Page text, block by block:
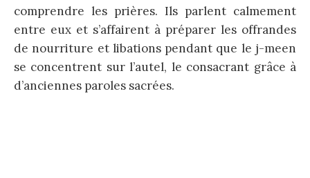
comprendre les prières. Ils parlent calmement
entre eux et s’affairent à préparer les offrandes
de nourriture et libations pendant que le j-meen
se concentrent sur l’autel, le consacrant grâce à
d’anciennes paroles sacrées.